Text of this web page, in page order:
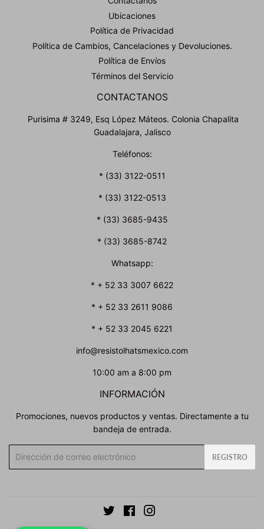
Ubicaciones
Política de Privacidad
Política de Cambios, Cancelaciones y Devoluciones.
Política de Envíos
Términos del Servicio
CONTACTANOS
Purisima # 3249, Esq López Máteos. Colonia Chapalita
Guadalajara, Jalisco
Teléfonos:
* (33) 3122-0511
* (33) 3122-0513
* (33) 3685-9435
* (33) 3685-8742
Whatsapp:
* + 52 33 3007 6622
* + 52 33 2611 9086
* + 52 33 2045 6221
info@resistolhatsmexico.com
10:00 am a 8:00 pm
INFORMACIÓN
Promociones, nuevos productos y ventas. Directamente a tu
bandeja de entrada.
REGISTRO
Twitter Facebook